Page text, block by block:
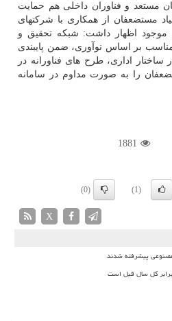
مستعد و فناوران داخلی هم حمایت
مستضعفان از همکاری با شرکتهای
موجود اظهار داشت: شبکه تحقیق و
مناسب بر اساس نوآوری، ضمن پایبندی
اداری، طرح های فناورانه در
را به صورت مداوم در سامانه
1881
(1)
(0)
X